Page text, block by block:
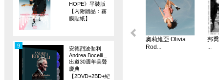
HOPE》平裝版
【內附贈品：霧
膜貼紙】
安德烈波伽利
Andrea Bocelli _
出道30週年美聲
慶典
【2DVD+2BD+紀
9
奧莉維亞 Olivia
Rod...
邦
...